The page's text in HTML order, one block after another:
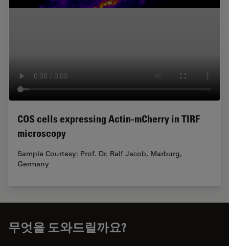
COS cells expressing Actin-mCherry in TIRF
microscopy
Sample Courtesy: Prof. Dr. Ralf Jacob, Marburg,
Germany
무엇을 도와드릴까요?